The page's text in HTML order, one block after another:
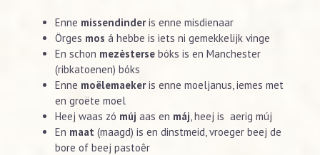
Enne missendinderis enne misdienaar
Örges mos á hebbe is iets ni gemekkelijk vinge
En schon mezèsterse bóks is en Manchester
(ribkatoenen) bóks
Enne moëlemaekeris enne moeljanus, iemes met
en groëte moel
Heej waas zó múj aas en máj, heej is aerig múj
En maat (maagd) is en dinstmeid, vroeger beej de
bore of beej pastoêr